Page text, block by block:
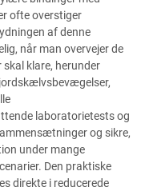
ofte overstiger
af denne
når man overvejer de
klare, herunder
laboratorietests og
og sikre,
under mange
Den praktiske
direkte i reducerede